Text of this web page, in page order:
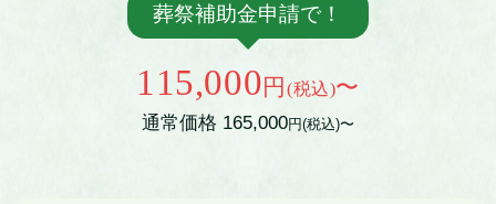
葬祭補助金申請で！
115,000円 (税込)〜
通常価格 165,000円(税込)〜